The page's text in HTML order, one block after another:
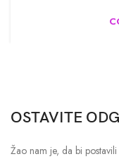
OSTAVITE
Žao nam je, da bi